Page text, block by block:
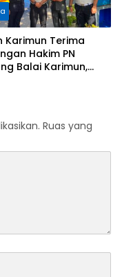
Karimun Terima
Hakim PN
Balai Karimun,
Ruas yang